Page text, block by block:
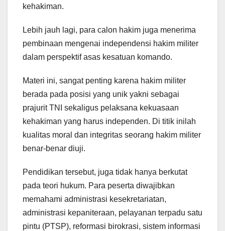
kehakiman.
Lebih jauh lagi, para calon hakim juga menerima
pembinaan mengenai independensi hakim militer
dalam perspektif asas kesatuan komando.
Materi ini, sangat penting karena hakim militer
berada pada posisi yang unik yakni sebagai
prajurit TNI sekaligus pelaksana kekuasaan
kehakiman yang harus independen. Di titik inilah
kualitas moral dan integritas seorang hakim militer
benar-benar diuji.
Pendidikan tersebut, juga tidak hanya berkutat
pada teori hukum. Para peserta diwajibkan
memahami administrasi kesekretariatan,
administrasi kepaniteraan, pelayanan terpadu satu
pintu (PTSP), reformasi birokrasi, sistem informasi